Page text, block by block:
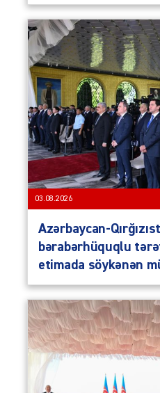
03.08.2026
Azərbaycan-
bərabərhüquqlu
etimada söykənən